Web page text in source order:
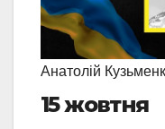
Анатолій
15 жовтня